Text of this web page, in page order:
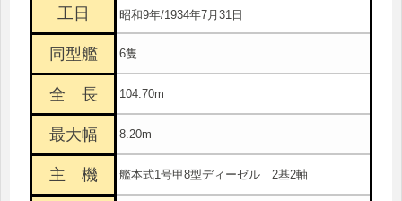
工日
昭和9年/1934年7月31日
同型艦 6隻
全 長 104.70m
最大幅 8.20m
主 機 艦本式1号甲8型ディーゼル 2基2軸